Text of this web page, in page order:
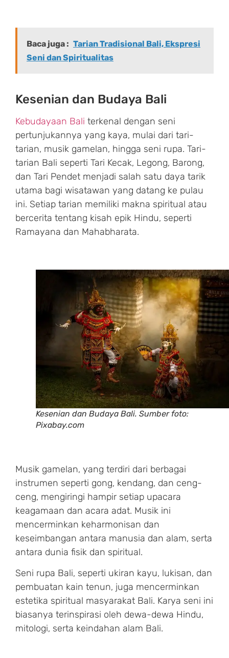
Baca juga : Tarian Tradisional Bali, Ekspresi
Seni dan Spiritualitas
Kesenian dan Budaya Bali
Kebudayaan Bali terkenal dengan seni
pertunjukannya yang kaya, mulai dari tari-
tarian, musik gamelan, hingga seni rupa. Tari-
tarian Bali seperti Tari Kecak, Legong, Barong,
dan Tari Pendet menjadi salah satu daya tarik
utama bagi wisatawan yang datang ke pulau
ini. Setiap tarian memiliki makna spiritual atau
bercerita tentang kisah epik Hindu, seperti
Ramayana dan Mahabharata.
Kesenian dan Budaya Bali. Sumber foto:
Pixabay.com
Musik gamelan, yang terdiri dari berbagai
instrumen seperti gong, kendang, dan ceng-
ceng, mengiringi hampir setiap upacara
keagamaan dan acara adat. Musik ini
mencerminkan keharmonisan dan
keseimbangan antara manusia dan alam, serta
antara dunia fisik dan spiritual.
Seni rupa Bali, seperti ukiran kayu, lukisan, dan
pembuatan kain tenun, juga mencerminkan
estetika spiritual masyarakat Bali. Karya seni ini
biasanya terinspirasi oleh dewa-dewa Hindu,
mitologi, serta keindahan alam Bali.